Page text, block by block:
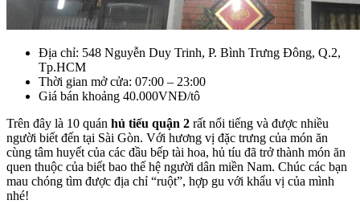
Địa chỉ: 548 Nguyễn Duy Trinh, P. Bình Trưng Đông, Q.2,
Tp.HCM
Thời gian mở cửa: 07:00 – 23:00
Giá bán khoảng 40.000VNĐ/tô
Trên đây là 10 quán hủ tiếu quận 2 rất nổi tiếng và được nhiều
người biết đến tại Sài Gòn. Với hương vị đặc trưng của món ăn
cùng tâm huyết của các đầu bếp tài hoa, hủ tíu đã trở thành món ăn
quen thuộc của biết bao thế hệ người dân miền Nam. Chúc các bạn
mau chóng tìm được địa chỉ “ruột”, hợp gu với khẩu vị của mình
nhé!